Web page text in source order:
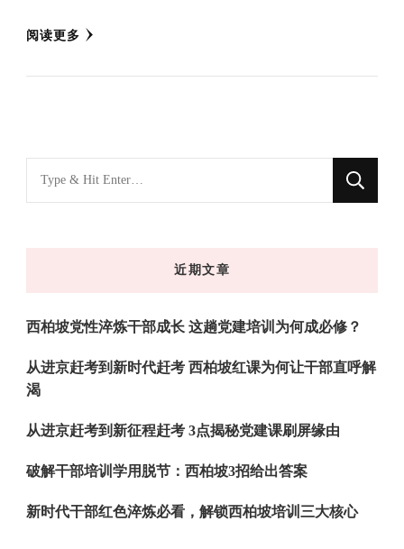
阅读更多
什
近期文章
西柏坡党性淬炼干部成长 这趟党建培训为何成必修？
从进京赶考到新时代赶考 西柏坡红课为何让干部直呼解
渴
从进京赶考到新征程赶考 3点揭秘党建课刷屏缘由
破解干部培训学用脱节：西柏坡3招给出答案
新时代干部红色淬炼必看，解锁西柏坡培训三大核心